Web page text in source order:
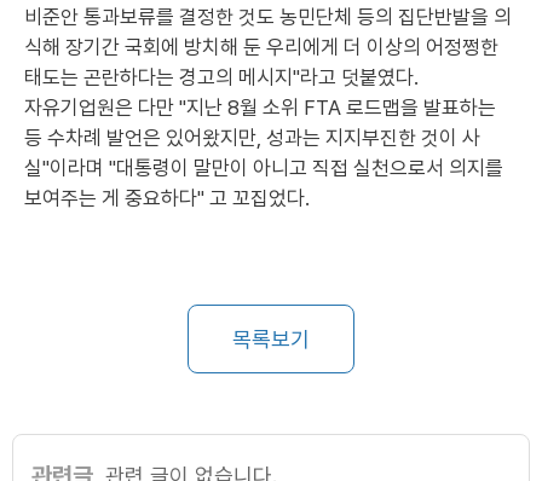
비준안 통과보류를 결정한 것도 농민단체 등의 집단반발을 의
식해 장기간 국회에 방치해 둔 우리에게 더 이상의 어정쩡한
태도는 곤란하다는 경고의 메시지"라고 덧붙였다.
자유기업원은 다만 "지난 8월 소위 FTA 로드맵을 발표하는
등 수차례 발언은 있어왔지만, 성과는 지지부진한 것이 사
실"이라며 "대통령이 말만이 아니고 직접 실천으로서 의지를
보여주는 게 중요하다" 고 꼬집었다.
목록보기
관련 글이 없습니다.